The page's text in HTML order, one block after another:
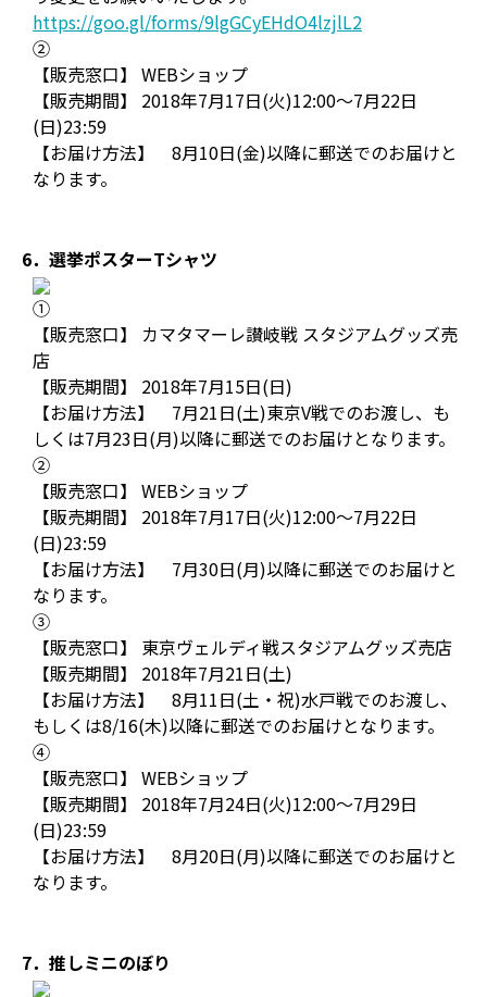
https://goo.gl/forms/9lgGCyEHdO4lzjlL2
②
【販売窓口】 WEBショップ
【販売期間】 2018年7月17日(火)12:00～7月22日
(日)23:59
【お届け方法】 8月10日(金)以降に郵送でのお届けと
なります。
6．選挙ポスターTシャツ
①
【販売窓口】 カマタマーレ讃岐戦 スタジアムグッズ売
店
【販売期間】 2018年7月15日(日)
【お届け方法】 7月21日(土)東京V戦でのお渡し、も
しくは7月23日(月)以降に郵送でのお届けとなります。
②
【販売窓口】 WEBショップ
【販売期間】 2018年7月17日(火)12:00～7月22日
(日)23:59
【お届け方法】 7月30日(月)以降に郵送でのお届けと
なります。
③
【販売窓口】 東京ヴェルディ戦スタジアムグッズ売店
【販売期間】 2018年7月21日(土)
【お届け方法】 8月11日(土・祝)水戸戦でのお渡し、
もしくは8/16(木)以降に郵送でのお届けとなります。
④
【販売窓口】 WEBショップ
【販売期間】 2018年7月24日(火)12:00～7月29日
(日)23:59
【お届け方法】 8月20日(月)以降に郵送でのお届けと
なります。
7．推しミニのぼり